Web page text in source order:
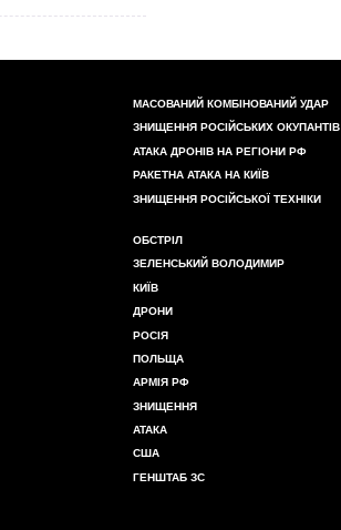
МАСОВАНИЙ КОМБІНОВАНИЙ УДАР
ЗНИЩЕННЯ РОСІЙСЬКИХ ОКУПАНТІВ
АТАКА ДРОНІВ НА РЕГІОНИ РФ
РАКЕТНА АТАКА НА КИЇВ
ЗНИЩЕННЯ РОСІЙСЬКОЇ ТЕХНІКИ
ОБСТРІЛ
ЗЕЛЕНСЬКИЙ ВОЛОДИМИР
КИЇВ
ДРОНИ
РОСІЯ
ПОЛЬЩА
АРМІЯ РФ
ЗНИЩЕННЯ
АТАКА
США
ГЕНШТАБ ЗС